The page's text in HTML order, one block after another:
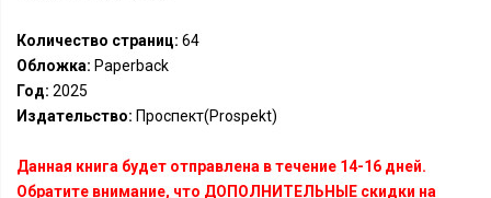
Количество страниц: 64
Обложка: Paperback
Год: 2025
Издательство: Проспект(Prospekt)
Данная книга будет отправлена в течение 14-16 дней.
Обратите внимание, что ДОПОЛНИТЕЛЬНЫЕ скидки на